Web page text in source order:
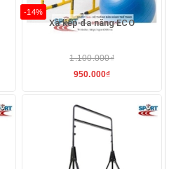
-14%
Xà kép đa năng ECO
1.100.000₫
950.000₫